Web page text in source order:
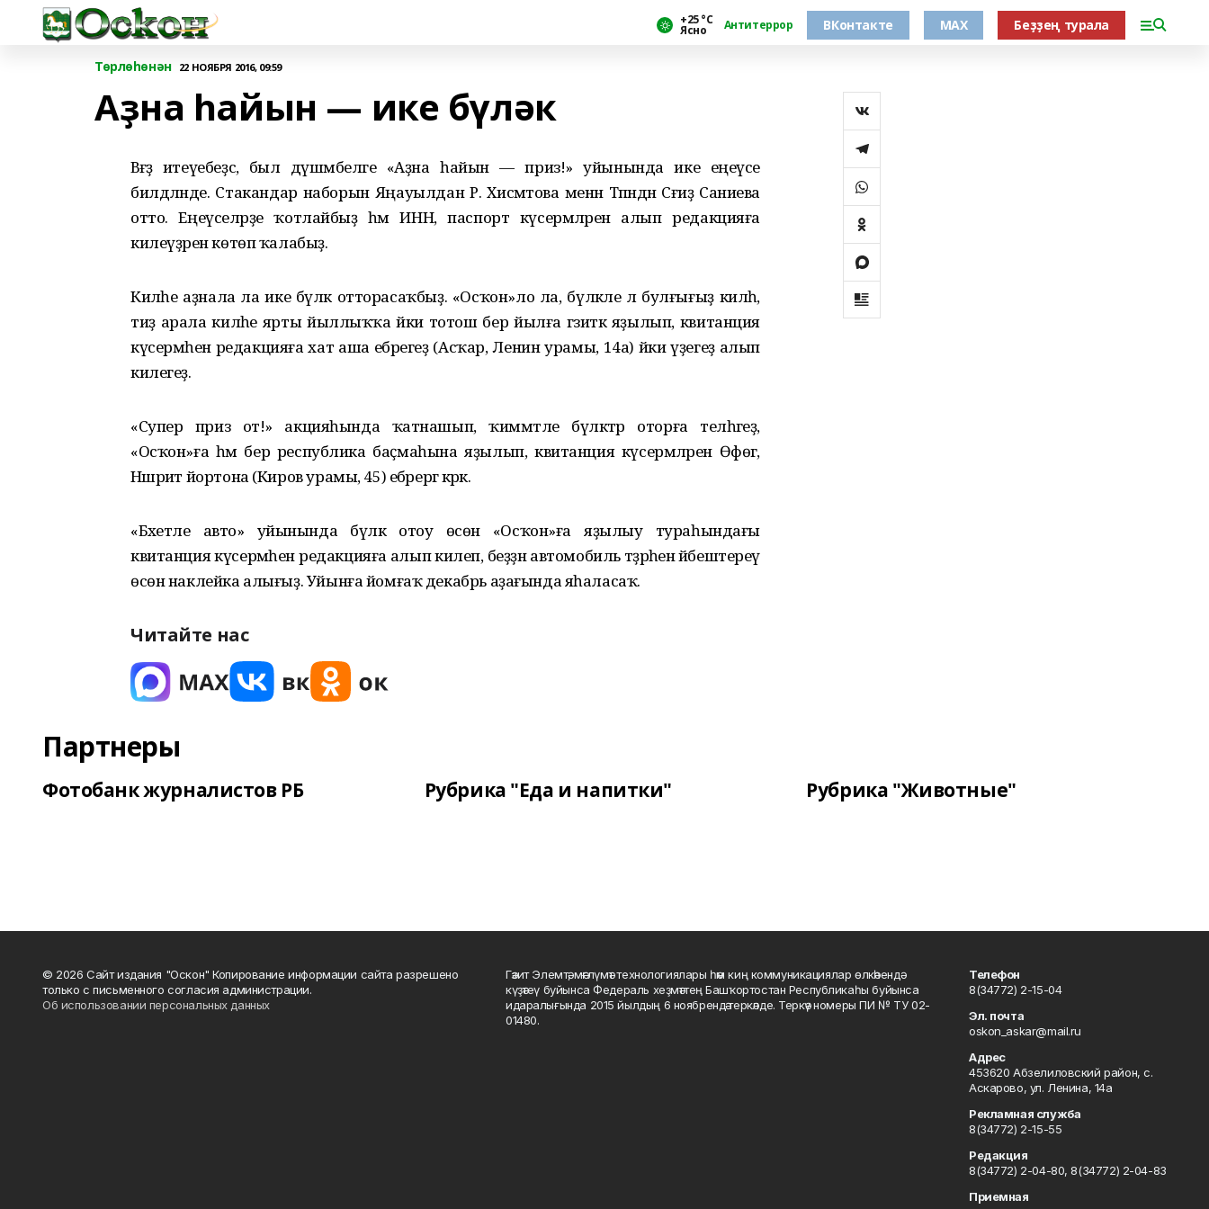
+25 °С
Ясно Антитеррор ВКонтакте MAX Беҙҙең турала
Төрлөһөнән 22 НОЯБРЯ 2016, 09:59
Аҙна һайын — ике бүләк
Вәғәҙә итеүебеҙсә, был дүшәмбеләге «Аҙна һайын — приз!» уйынында ике еңеүсе
билдәләнде. Стакандар наборын Яңауылдан Р. Хисмәтова менән Тәпәндән Сәғиҙә Саниева
отто. Еңеүселәрҙе ҡотлайбыҙ һәм ИНН, паспорт күсермәләрен алып редакцияға
килеүҙәрен көтөп ҡалабыҙ.
Киләһе аҙнала ла ике бүләк отторасаҡбыҙ. «Осҡон»ло ла, бүләкле лә булғығыҙ килһә,
тиҙ арала киләһе ярты йыллыҡҡа йәки тотош бер йылға гәзиткә яҙылып, квитанция
күсермәһен редакцияға хат аша ебәрегеҙ (Асҡар, Ленин урамы, 14а) йәки үҙегеҙ алып
килегеҙ.
«Супер приз от!» акцияһында ҡатнашып, ҡиммәтле бүләктәр оторға теләһәгеҙ,
«Осҡон»ға һәм бер республика баҫмаһына яҙылып, квитанция күсермәләрен Өфөгә,
Нәшриәт йортона (Киров урамы, 45) ебәрергә кәрәк.
«Бәхетле авто» уйынында бүләк отоу өсөн «Осҡон»ға яҙылыу тураһындағы
квитанция күсермәһен редакцияға алып килеп, беҙҙән автомобиль тәҙрәһенә йәбештереү
өсөн наклейка алығыҙ. Уйынға йомғаҡ декабрь аҙағында яһаласаҡ.
Читайте нас
Партнеры
Фотобанк журналистов РБ Рубрика "Еда и напитки" Рубрика "Животные"
© 2026 Сайт издания "Оскон" Копирование информации сайта разрешено
только с письменного согласия администрации.
Об использовании персональных данных
Гәзит Элемтә, мәғлүмәт технологиялары һәм киң коммуникациялар өлкәһендә
күҙәтеү буйынса Федераль хеҙмәттең Башҡортостан Республикаһы буйынса
идаралығында 2015 йылдың 6 ноябрендә теркәлде. Теркәү номеры ПИ № ТУ 02-
01480.
Телефон
8(34772) 2-15-04
Эл. почта
oskon_askar@mail.ru
Адрес
453620 Абзелиловский район, с.
Аскарово, ул. Ленина, 14а
Рекламная служба
8(34772) 2-15-55
Редакция
8(34772) 2-04-80, 8(34772) 2-04-83
Приемная